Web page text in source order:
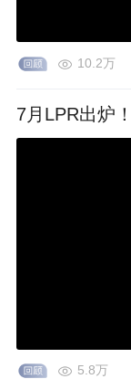
10.2万
7月LPR出炉
5.8万